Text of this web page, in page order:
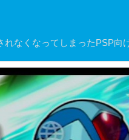
なくなってしまったPSP向